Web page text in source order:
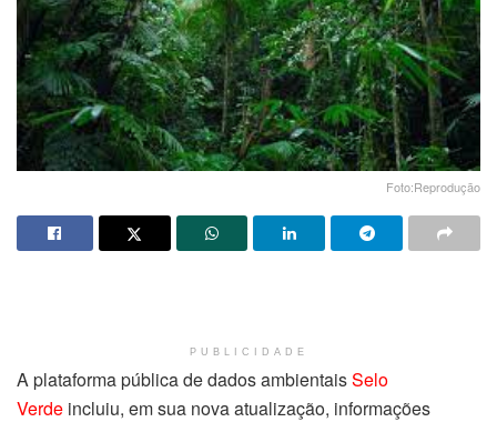
Foto:Reprodução
PUBLICIDADE
A plataforma pública de dados ambientaisSelo
Verde incluiu, em sua nova atualização, informações